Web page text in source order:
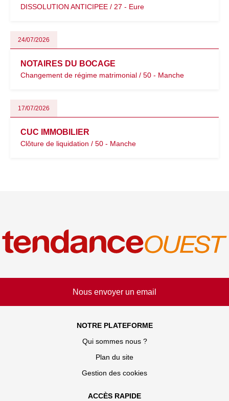
DISSOLUTION ANTICIPEE / 27 - Eure
24/07/2026
NOTAIRES DU BOCAGE
Changement de régime matrimonial / 50 - Manche
17/07/2026
CUC IMMOBILIER
Clôture de liquidation / 50 - Manche
Nous envoyer un email
NOTRE PLATEFORME
Qui sommes nous ?
Plan du site
Gestion des cookies
ACCÈS RAPIDE